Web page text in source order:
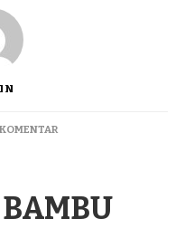
PADA
PANEL
TERMURAH